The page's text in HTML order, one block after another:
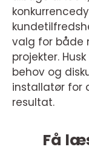
valg for både
projekter.
behov og
installatør for
resultat.
Få